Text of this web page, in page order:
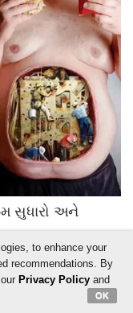
to enhance your
recommendations. By
Privacy Policyand
OK